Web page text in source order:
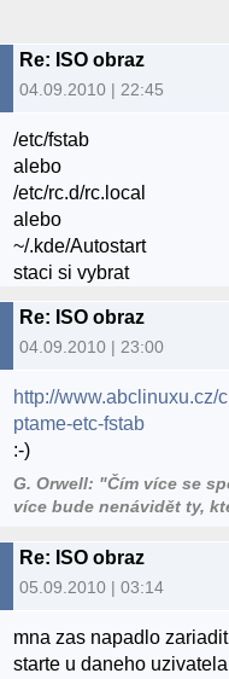
Re: ISO obraz
04.09.2010 | 22:45
/etc/fstab
alebo
/etc/rc.d/rc.local
alebo
~/.kde/Autostart
staci si vybrat
Re: ISO obraz
04.09.2010 | 23:00
http://www.abclinuxu.cz/
ptame-etc-fstab
:-)
G. Orwell: "Čím více se
více bude nenávidět ty,
Re: ISO obraz
05.09.2010 | 03:14
mna zas napadlo
starte u daneho